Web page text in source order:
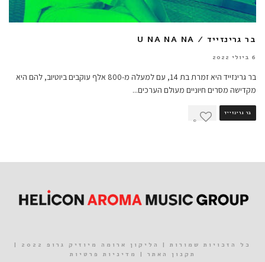
בר גרינזייד / U NA NA NA
6 ביולי 2022
בר גרינזייד היא זמרת בת 14, עם למעלה מ-800 אלף עוקבים ביוטיוב, להם היא
מקדישה מסרים חיוניים מעולם הערכים...
בר גרינזייד
0
כל הזכויות שמורות | הליקון ארומה מיוזיק גרופ 2022 |
תקנון האתר | מדיניות פרטיות